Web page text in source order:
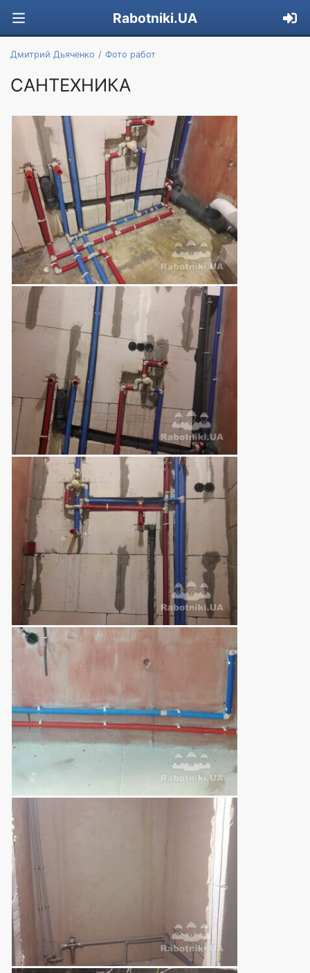
Rabotniki.UA
Дмитрий Дьяченко Фото работ
САНТЕХНИКА